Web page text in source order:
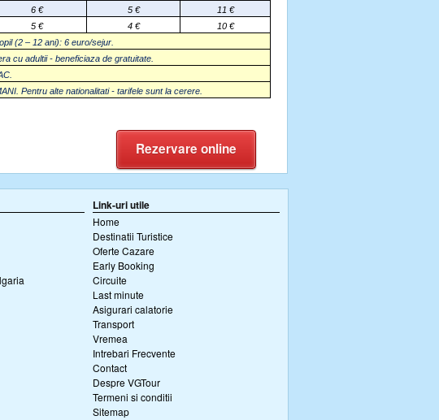
6 € 5 € 11 €
5 € 4 €
10 €
(2 – 12 ani): 6 euro/sejur.
cu adultii - beneficiaza de gratuitate.
Pentru alte nationalitati - tarifele sunt la cerere.
Rezervare online
Link-uri utile
Home
Destinatii Turistice
Oferte Cazare
Early Booking
Circuite
Last minute
Asigurari calatorie
Transport
Vremea
Intrebari Frecvente
Contact
Despre VGTour
Termeni si conditii
Sitemap